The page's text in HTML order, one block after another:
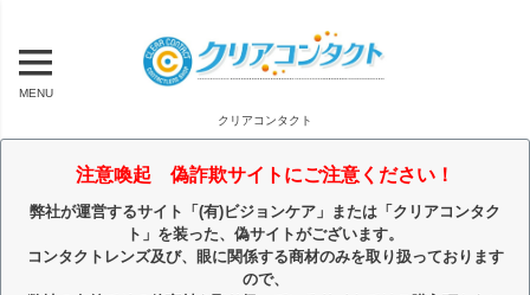
MENU
クリアコンタクト
注意喚起 偽詐欺サイトにご注意ください！
弊社が運営するサイト「(有)ビジョンケア」または「クリアコンタク
ト」を装った、偽サイトがございます。
コンタクトレンズ及び、眼に関係する商材のみを取り扱っております
ので、